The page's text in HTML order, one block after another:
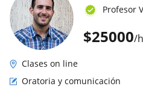
$25000/h
Profesor
Clases on line
Oratoria y comunicación